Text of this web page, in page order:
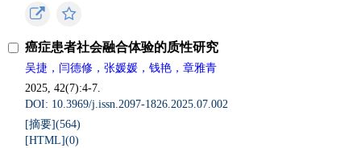
癌症患者社会融合体验的质性研究
吴捷，闫德修，张媛媛，钱艳，章雅青
2025, 42(7):4-7.
DOI: 10.3969/j.issn.2097-1826.2025.07.002
[摘要](564)
[HTML](0)